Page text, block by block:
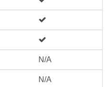
N/A
N/A